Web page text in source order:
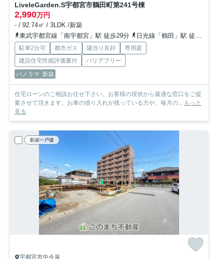
LiveleGarden.S宇都宮市鶴田町第241号棟
2,990万円
- / 92.74㎡ / 3LDK /新築
東武宇都宮線「南宇都宮」駅 徒歩29分
日光線「鶴田」駅 徒歩25分
駐車2台可 都市ガス 陽当り良好
専用庭
建設住宅性能評価書付
バリアフリー
パノラマ 新築
住宅ローンのご相談お任せ下さい。お客様の現状から最適な窓口をご提
案させて頂きます。お車の借り入れが残っている方や、毎月の... もっと
見る
新築一戸建
宇都宮市中今泉